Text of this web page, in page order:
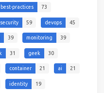
best-practices 73
security 59 devops 45
39 monitoring 39
31 geek 30
container 21 ai 21
identity 19